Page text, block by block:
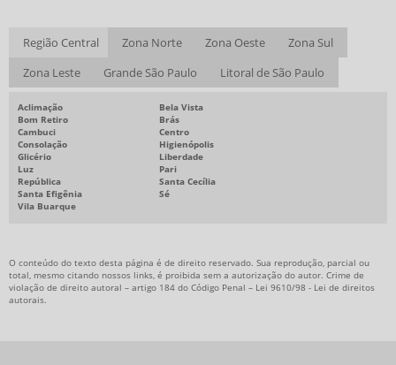
Região Central Zona Norte Zona Oeste
Zona Sul
Zona Leste
Grande São Paulo Litoral de São Paulo
Aclimação
Bela Vista
Bom Retiro
Brás
Cambuci
Centro
Consolação
Higienópolis
Glicério
Liberdade
Luz
Pari
República
Santa Cecília
Santa Efigênia
Sé
Vila Buarque
O conteúdo do texto desta página é de direito reservado. Sua reprodução, parcial ou
total, mesmo citando nossos links, é proibida sem a autorização do autor. Crime de
violação de direito autoral – artigo 184 do Código Penal – Lei 9610/98 - Lei de direitos
autorais.